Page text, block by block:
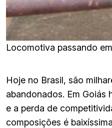
Locomotiva passando
Hoje no Brasil, são
abandonados. Em Goiás
e a perda de
composições é